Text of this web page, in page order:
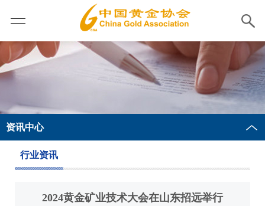
资讯中心
行业资讯
2024黄金矿业技术大会在山东招远举行